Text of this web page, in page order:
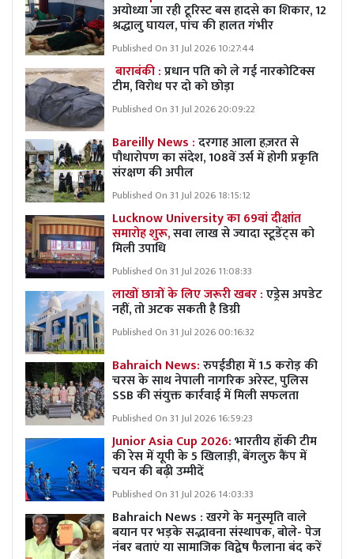
अयोध्या जा रही टूरिस्ट बस हादसे का शिकार, 12
श्रद्धालु घायल, पांच की हालत गंभीर
Published On 31 Jul 2026 10:27:44
बाराबंकी :प्रधान पति को ले गई नारकोटिक्स
टीम, विरोध पर दो को छोड़ा
Published On 31 Jul 2026 20:09:22
Bareilly News :दरगाह आला हज़रत से
पौधारोपण का संदेश, 108वें उर्स में होगी प्रकृति
संरक्षण की अपील
Published On 31 Jul 2026 18:15:12
Lucknow University का 69वां दीक्षांत
समारोह शुरू,सवा लाख से ज्यादा स्टूडेंट्स को
मिली उपाधि
Published On 31 Jul 2026 11:08:33
लाखों छात्रों के लिए जरूरी खबर :एड्रेस अपडेट
नहीं, तो अटक सकती है डिग्री
Published On 31 Jul 2026 00:16:32
Bahraich News:रुपईडीहा में 1.5 करोड़ की
चरस के साथ नेपाली नागरिक अरेस्ट, पुलिस
SSB की संयुक्त कार्रवाई में मिली सफलता
Published On 31 Jul 2026 16:59:23
Junior Asia Cup 2026:भारतीय हॉकी टीम
की रेस में यूपी के 5 खिलाड़ी, बेंगलुरु कैंप में
चयन की बढ़ी उम्मीदें
Published On 31 Jul 2026 14:03:33
Bahraich News : खरगे के मनुस्मृति वाले
बयान पर भड़के सद्भावना संस्थापक, बोले- पेज
नंबर बताएं या सामाजिक विद्वेष फैलाना बंद करें